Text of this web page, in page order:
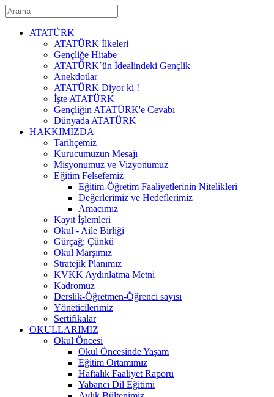
ATATÜRK
ATATÜRK İlkeleri
Gençliğe Hitabe
ATATÜRK´ün İdealindeki Gençlik
Anekdotlar
ATATÜRK Diyor ki !
İşte ATATÜRK
Gençliğin ATATÜRK'e Cevabı
Dünyada ATATÜRK
HAKKIMIZDA
Tarihçemiz
Kurucumuzun Mesajı
Misyonumuz ve Vizyonumuz
Eğitim Felsefemiz
Eğitim-Öğretim Faaliyetlerinin Nitelikleri
Değerlerimiz ve Hedeflerimiz
Amacımız
Kayıt İşlemleri
Okul - Aile Birliği
Gürçağ; Çünkü
Okul Marşımız
Stratejik Planımız
KVKK Aydınlatma Metni
Kadromuz
Derslik-Öğretmen-Öğrenci sayısı
Yöneticilerimiz
Sertifikalar
OKULLARIMIZ
Okul Öncesi
Okul Öncesinde Yaşam
Eğitim Ortamımız
Haftalık Faaliyet Raporu
Yabancı Dil Eğitimi